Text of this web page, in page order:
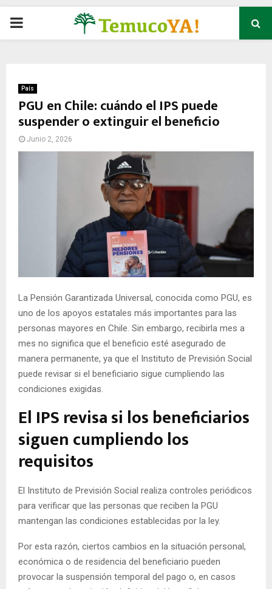
P
M
A
N
U
País
PGU en Chile: cuándo el IPS puede
suspender o extinguir el beneficio
Junio 2, 2026
La Pensión Garantizada Universal, conocida como PGU, es
uno de los apoyos estatales más importantes para las
personas mayores en Chile. Sin embargo, recibirla mes a
mes no significa que el beneficio esté asegurado de
manera permanente, ya que el Instituto de Previsión Social
puede revisar si el beneficiario sigue cumpliendo las
condiciones exigidas.
El IPS revisa si los beneficiarios
siguen cumpliendo los
requisitos
El Instituto de Previsión Social realiza controles periódicos
para verificar que las personas que reciben la PGU
mantengan las condiciones establecidas por la ley.
Por esta razón, ciertos cambios en la situación personal,
económica o de residencia del beneficiario pueden
provocar la suspensión temporal del pago o, en casos